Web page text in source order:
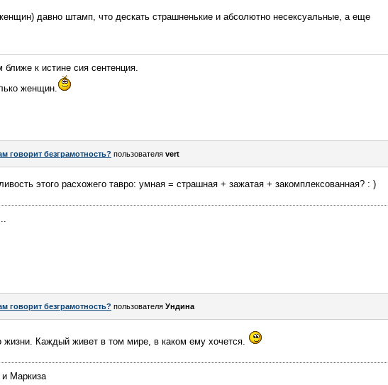
давно штамп, что дескать страшненькие и абсолютно несексуальные, а еще
к истине сия сентенция.
женщин.
говорит безграмотность? пользователя vert
этого расхожего тавро: умная = страшная + зажатая + закомплексованная? : )
говорит безграмотность? пользователя Ундина
жизни. Каждый живет в том мире, в каком ему хочется.
Маркиза